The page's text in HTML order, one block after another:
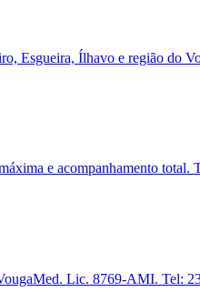
Esgueira, Ílhavo e região do
e acompanhamento total.
Lic. 8769-AMI. Tel: